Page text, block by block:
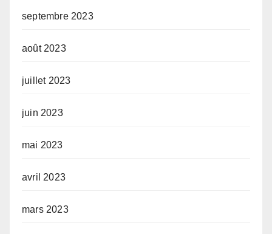
septembre 2023
août 2023
juillet 2023
juin 2023
mai 2023
avril 2023
mars 2023